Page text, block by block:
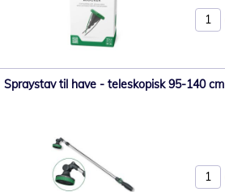
Spraystav til have - teleskopisk 95-140 cm